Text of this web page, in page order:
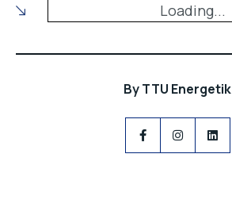
Loading...
ByTTU Energetik